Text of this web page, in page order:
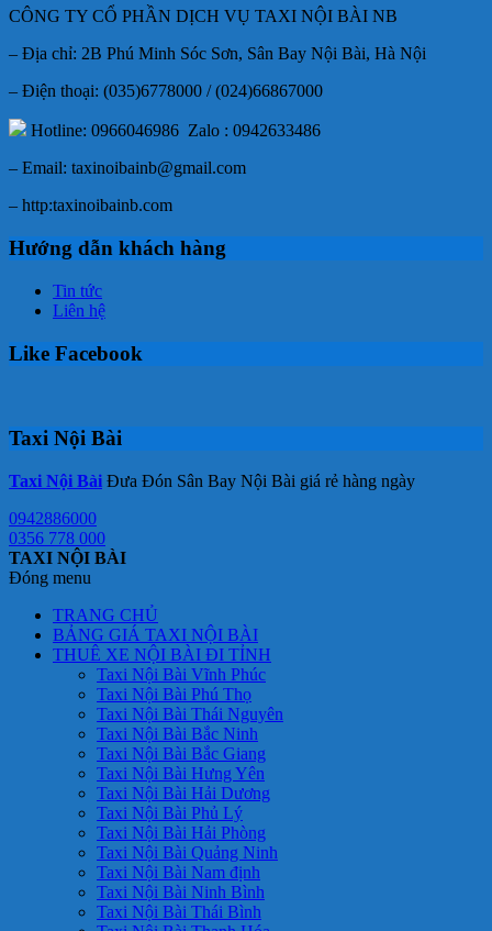
CÔNG TY CỔ PHẦN DỊCH VỤ TAXI NỘI BÀI NB
– Địa chỉ: 2B Phú Minh Sóc Sơn, Sân Bay Nội Bài, Hà Nội
– Điện thoại: (035)6778000 / (024)66867000
Hotline: 0966046986 Zalo : 0942633486
– Email: taxinoibainb@gmail.com
– http:taxinoibainb.com
Hướng dẫn khách hàng
Tin tức
Liên hệ
Like Facebook
Taxi Nội Bài
Taxi Nội Bài Đưa Đón Sân Bay Nội Bài giá rẻ hàng ngày
0942886000
0356 778 000
TAXI NỘI BÀI
Đóng menu
TRANG CHỦ
BẢNG GIÁ TAXI NỘI BÀI
THUÊ XE NỘI BÀI ĐI TỈNH
Taxi Nội Bài Vĩnh Phúc
Taxi Nội Bài Phú Thọ
Taxi Nội Bài Thái Nguyên
Taxi Nội Bài Bắc Ninh
Taxi Nội Bài Bắc Giang
Taxi Nội Bài Hưng Yên
Taxi Nội Bài Hải Dương
Taxi Nội Bài Phủ Lý
Taxi Nội Bài Hải Phòng
Taxi Nội Bài Quảng Ninh
Taxi Nội Bài Nam định
Taxi Nội Bài Ninh Bình
Taxi Nội Bài Thái Bình